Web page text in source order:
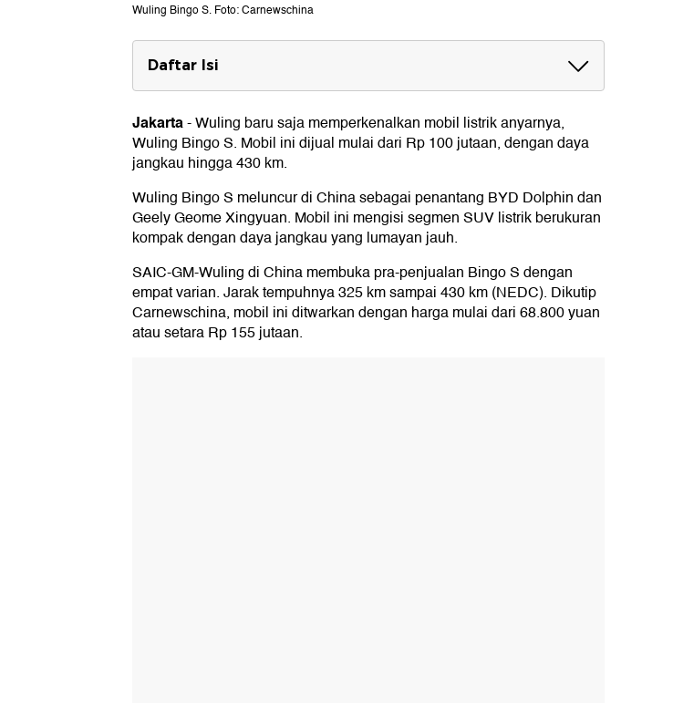
Wuling Bingo S. Foto: Carnewschina
Daftar Isi
Spesifikasi Wuling Bingo S
Desain Eksterior
Interior
Harga Wuling Bingo S
Jakarta-Wuling baru saja memperkenalkan mobil listrik anyarnya,
Wuling Bingo S. Mobil ini dijual mulai dari Rp 100 jutaan, dengan daya
jangkau hingga 430 km.
Wuling Bingo S meluncur di China sebagai penantang BYD Dolphin dan
Geely Geome Xingyuan. Mobil ini mengisi segmen SUV listrik berukuran
kompak dengan daya jangkau yang lumayan jauh.
SAIC-GM-Wuling di China membuka pra-penjualan Bingo S dengan
empat varian. Jarak tempuhnya 325 km sampai 430 km (NEDC). Dikutip
Carnewschina, mobil ini ditwarkan dengan harga mulai dari 68.800 yuan
atau setara Rp 155 jutaan.